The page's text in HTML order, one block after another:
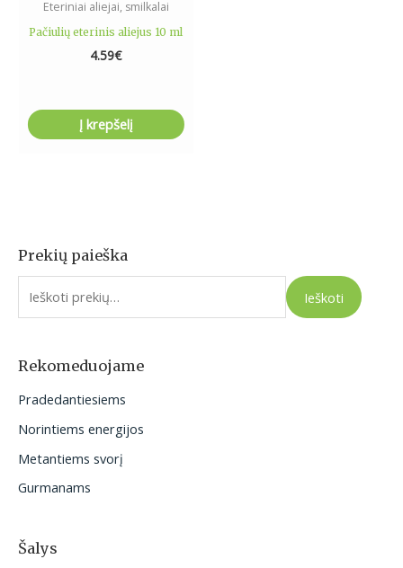
Prekių paieška
I
e
o
:
Ieškoti
Rekomeduojame
Pradedantiesiems
Norintiems energijos
Metantiems svorį
Gurmanams
Šalys
Eteriniai aliejai, smilkalai
Pačiulių eterinis aliejus 10 ml
4.59€
Į krepšelį